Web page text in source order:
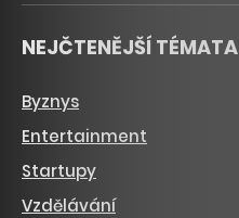
NEJČTENĚJŠÍ TÉMATA
Byznys
Entertainment
Startupy
Vzdělávání